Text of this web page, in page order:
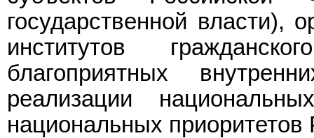
государственной власти),
институтов
благоприятных
реализации
национальных